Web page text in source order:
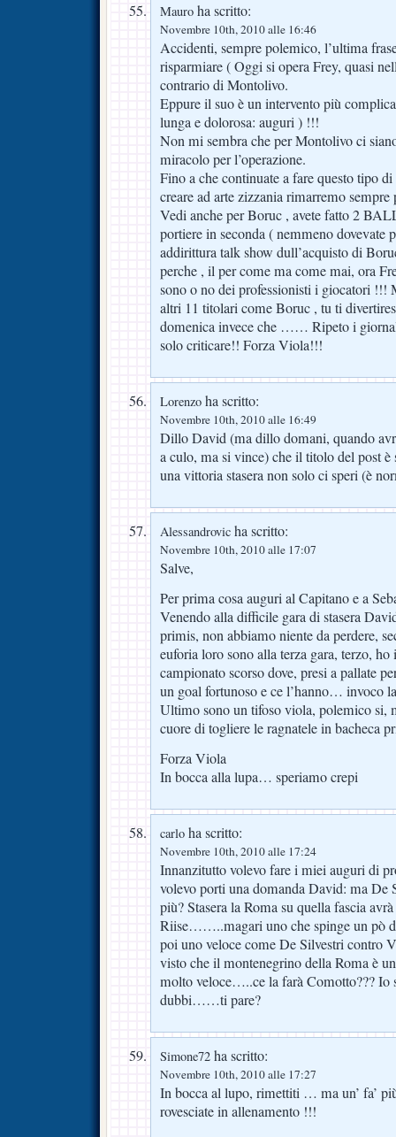
Mauro ha scritto:
Novembre 10th, 2010 alle 16:46
Accidenti, sempre polemico, l’ultima
risparmiare ( Oggi si opera Frey, quasi
contrario di Montolivo.
Eppure il suo è un intervento più
lunga e dolorosa: auguri ) !!!
Non mi sembra che per Montolivo ci
miracolo per l’operazione.
Fino a che continuate a fare questo tipo
creare ad arte zizzania rimarremo
Vedi anche per Boruc , avete fatto 2
portiere in seconda ( nemmeno dovevate
addirittura talk show dull’acquisto di
perche , il per come ma come mai, ora
sono o no dei professionisti i giocatori !!!
altri 11 titolari come Boruc , tu ti
domenica invece che …… Ripeto i
solo criticare!! Forza Viola!!!
Lorenzo ha scritto:
Novembre 10th, 2010 alle 16:49
Dillo David (ma dillo domani, quando
a culo, ma si vince) che il titolo del post
una vittoria stasera non solo ci speri (è
Alessandrovic ha scritto:
Novembre 10th, 2010 alle 17:07
Salve,
Per prima cosa auguri al Capitano e a
Venendo alla difficile gara di stasera
primis, non abbiamo niente da perdere,
euforia loro sono alla terza gara, terzo,
campionato scorso dove, presi a pallate
un goal fortunoso e ce l’hanno… invoco
Ultimo sono un tifoso viola, polemico si,
cuore di togliere le ragnatele in bacheca
Forza Viola
In bocca alla lupa… speriamo crepi
carlo ha scritto:
Novembre 10th, 2010 alle 17:24
Innanzitutto volevo fare i miei auguri di
volevo porti una domanda David: ma De
più? Stasera la Roma su quella fascia
Riise……..magari uno che spinge un pò
poi uno veloce come De Silvestri contro
visto che il montenegrino della Roma è
molto veloce…..ce la farà Comotto??? Io
dubbi……ti pare?
Simone72 ha scritto:
Novembre 10th, 2010 alle 17:27
In bocca al lupo, rimettiti … ma un’ fa’
rovesciate in allenamento !!!